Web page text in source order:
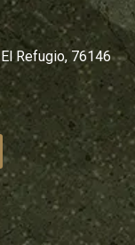
Refugio, 76146